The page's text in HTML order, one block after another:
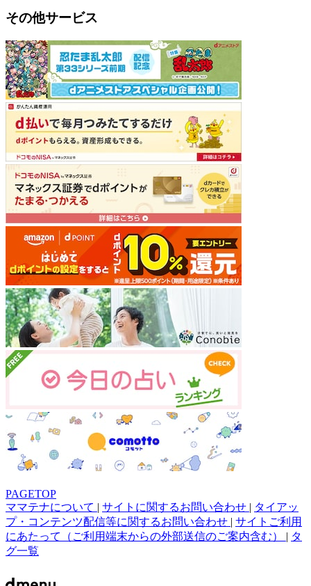
その他サービス
PAGETOP
ママテナについて | サイトに関するお問い合わせ | タイアッ
プ・コンテンツ配信等に関するお問い合わせ | サイトご利用
にあたって（ご利用端末からの外部送信のご案内含む） | タ
グ一覧